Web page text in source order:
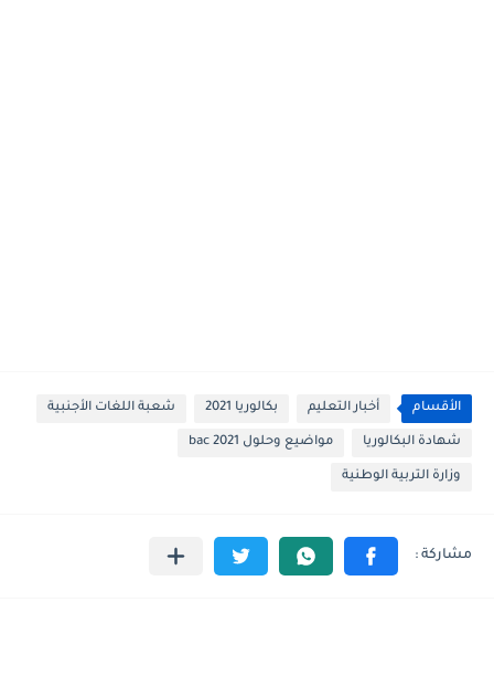
الأقسام أخبار التعليم بكالوريا 2021 شعبة اللغات الأجنبية
شهادة البكالوريا مواضيع وحلول 2021 bac
وزارة التربية الوطنية